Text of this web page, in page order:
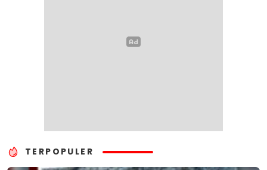
TERPOPULER